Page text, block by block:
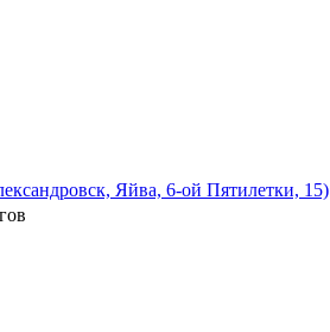
Яйва, 6-ой Пятилетки, 15)